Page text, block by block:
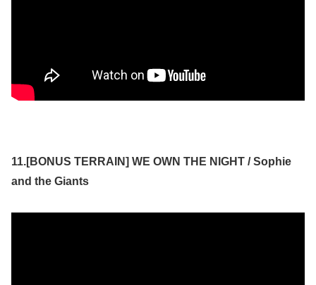
11.[BONUS TERRAIN] WE OWN THE NIGHT / Sophie
and the Giants